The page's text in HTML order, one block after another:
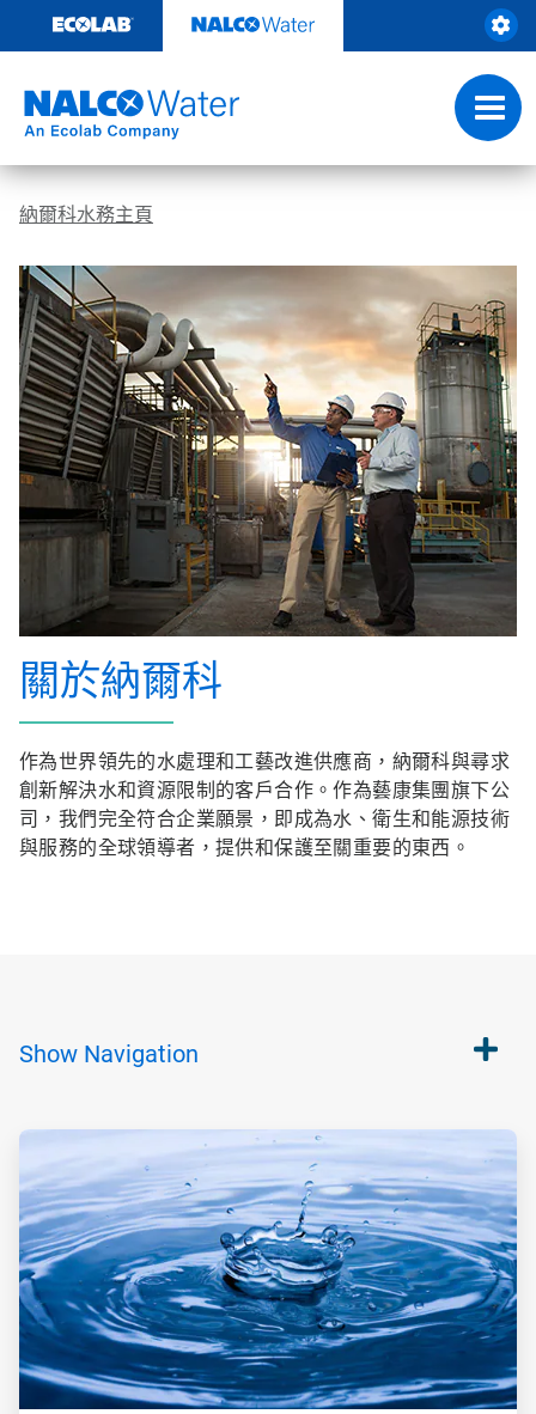
content
納爾科水務主頁
關於納爾科
作為世界領先的水處理和工藝改進供應商，納爾科與尋求
創新解決水和資源限制的客戶合作。作為藝康集團旗下公
司，我們完全符合企業願景，即成為水、衛生和能源技術
與服務的全球領導者，提供和保護至關重要的東西。
Show Navigation
ArticleTile
of
3